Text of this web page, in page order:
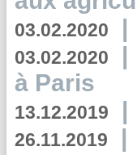
03.02.2020 |
03.02.2020 |
à Paris
13.12.2019 |
26.11.2019 |